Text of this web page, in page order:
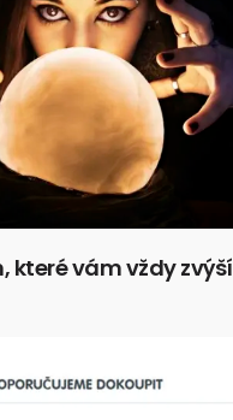
které vám vždy zvýší